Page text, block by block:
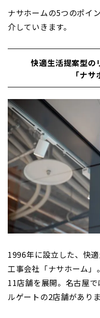
ナサホームの5つのポイ
介していきます。
快適生活提案型の
「ナ
1996年に設立した、快
工事会社「ナサホーム
11店舗を展開。名古屋
ルゲートの2店舗がありま